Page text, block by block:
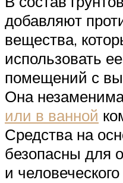
добавляют
вещества,
использовать
помещений с
Она
или в ванной
Средства на
безопасны для
и